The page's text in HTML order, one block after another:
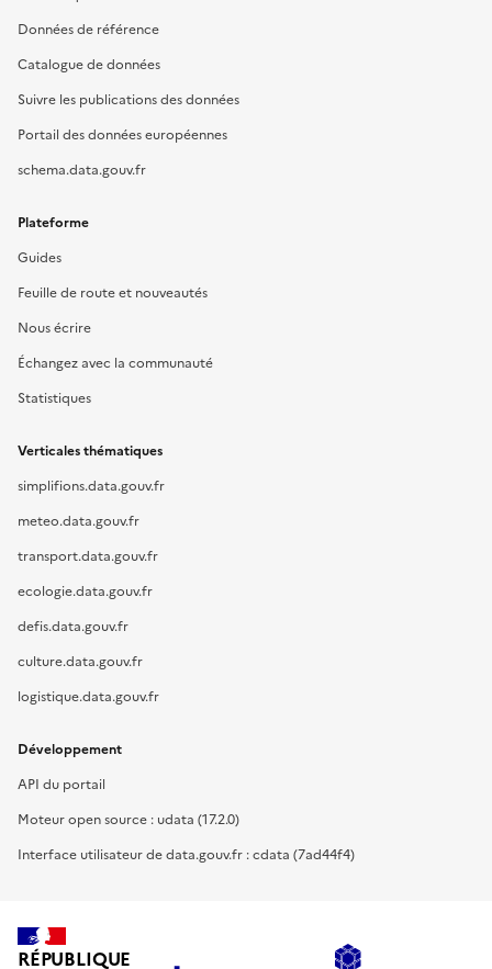
Données de référence
Catalogue de données
Suivre les publications des données
Portail des données européennes
schema.data.gouv.fr
Plateforme
Guides
Feuille de route et nouveautés
Nous écrire
Échangez avec la communauté
Statistiques
Verticales thématiques
simplifions.data.gouv.fr
meteo.data.gouv.fr
transport.data.gouv.fr
ecologie.data.gouv.fr
defis.data.gouv.fr
culture.data.gouv.fr
logistique.data.gouv.fr
Développement
API du portail
Moteur open source : udata (17.2.0)
Interface utilisateur de data.gouv.fr : cdata (7ad44f4)
RÉPUBLIQUE